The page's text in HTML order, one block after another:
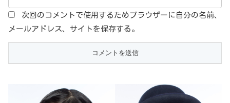
次回のコメントで使用するためブラウザーに自分の名前、
メールアドレス、サイトを保存する。